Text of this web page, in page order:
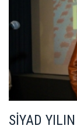
SİYAD